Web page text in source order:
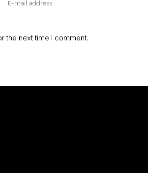
the next time I comment.